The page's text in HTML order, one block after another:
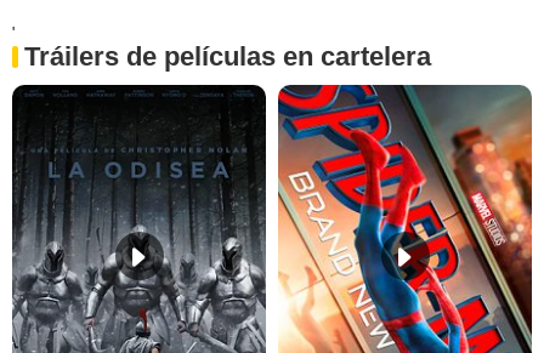
'
Tráilers de películas en cartelera